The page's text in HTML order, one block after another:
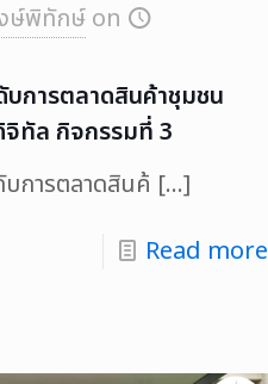
ษ์พิทักษ์ on
บการตลาดสินค้าชุมชน
ทัล กิจกรรมที่ 3
บการตลาดสินค้ […]
Read more